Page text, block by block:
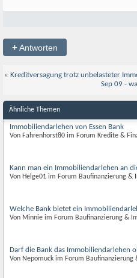
+Antworten
« Kreditversagung trotz unbelasteter
Sep 09 -
Ähnliche Themen
Immobiliendarlehen von Essen Bank
Von Fahrenhorst80 im Forum Kredite &
Kann man ein Immobiliendarlehen an
Von Helge01 im Forum Baufinanzierung &
Welche Bank bietet ein
Von Minnie im Forum Baufinanzierung &
Darf die Bank das Immobiliendarlehen
Von Nepomuck im Forum